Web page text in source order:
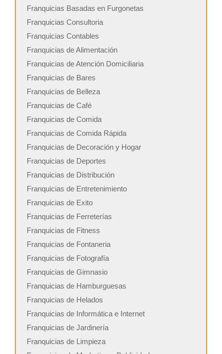
Franquicias Basadas en Furgonetas
Franquicias Consultoria
Franquicias Contables
Franquicias de Alimentación
Franquicias de Atención Domiciliaria
Franquicias de Bares
Franquicias de Belleza
Franquicias de Café
Franquicias de Comida
Franquicias de Comida Rápida
Franquicias de Decoración y Hogar
Franquicias de Deportes
Franquicias de Distribución
Franquicias de Entretenimiento
Franquicias de Exito
Franquicias de Ferreterías
Franquicias de Fitness
Franquicias de Fontaneria
Franquicias de Fotografía
Franquicias de Gimnasio
Franquicias de Hamburguesas
Franquicias de Helados
Franquicias de Informática e Internet
Franquicias de Jardinería
Franquicias de Limpieza